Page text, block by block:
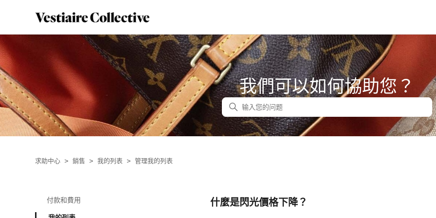
我們可以如何協助您？
搜尋
求助中心 銷售 我的列表 管理我的列表
付款和費用 什麼是閃光價格下降？